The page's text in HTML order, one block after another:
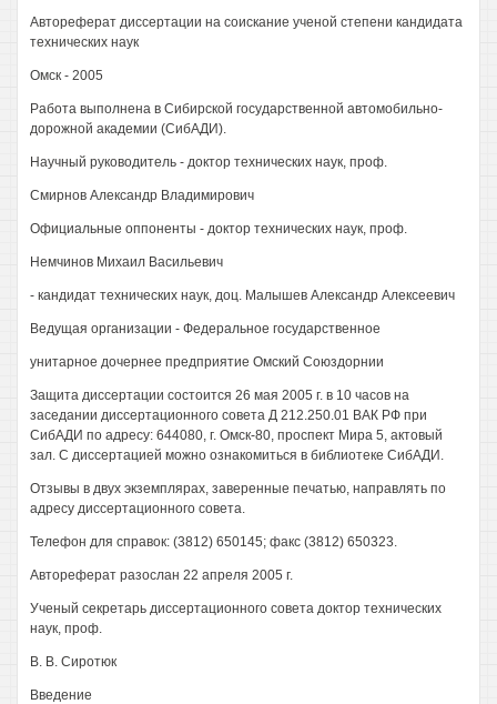
Автореферат диссертации на соискание ученой степени кандидата
технических наук
Омск - 2005
Работа выполнена в Сибирской государственной автомобильно-
дорожной академии (СибАДИ).
Научный руководитель - доктор технических наук, проф.
Смирнов Александр Владимирович
Официальные оппоненты - доктор технических наук, проф.
Немчинов Михаил Васильевич
- кандидат технических наук, доц. Малышев Александр Алексеевич
Ведущая организации - Федеральное государственное
унитарное дочернее предприятие Омский Союздорнии
Защита диссертации состоится 26 мая 2005 г. в 10 часов на
заседании диссертационного совета Д 212.250.01 ВАК РФ при
СибАДИ по адресу: 644080, г. Омск-80, проспект Мира 5, актовый
зал. С диссертацией можно ознакомиться в библиотеке СибАДИ.
Отзывы в двух экземплярах, заверенные печатью, направлять по
адресу диссертационного совета.
Телефон для справок: (3812) 650145; факс (3812) 650323.
Автореферат разослан 22 апреля 2005 г.
Ученый секретарь диссертационного совета доктор технических
наук, проф.
В. В. Сиротюк
Введение